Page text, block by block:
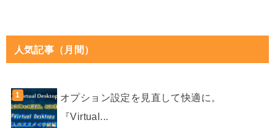
人気記事（月間）
オプション設定を見直して快適に。
『Virtual...